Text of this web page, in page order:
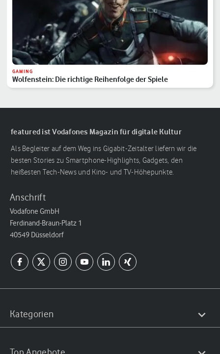
GAMING
Wolfenstein: Die richtige Reihenfolge der Spiele
featured ist Vodafones Magazin für digitale Kultur
Als Begleiter auf dem Weg ins Gigabit-Zeitalter liefern wir die
besten Stories zu Smartphone-Highlights, Gadgets, den
heißesten Tech-News und Kino- und TV-Höhepunkte.
Anschrift
Vodafone GmbH
Ferdinand-Braun-Platz 1
40549 Düsseldorf
Kategorien